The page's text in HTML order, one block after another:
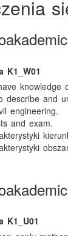
K1_W01
knowledge
describe and
engineering.
and exam.
K1_U01